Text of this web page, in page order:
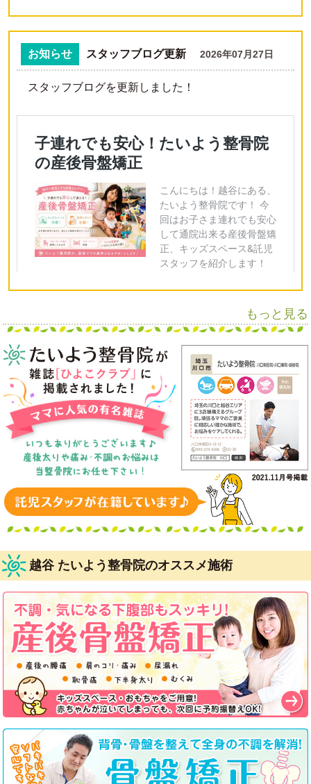
お知らせ スタッフブログ更新 2026年07月27日
スタッフブログを更新しました！
もっと見る
越谷 たいよう整骨院のオススメ施術